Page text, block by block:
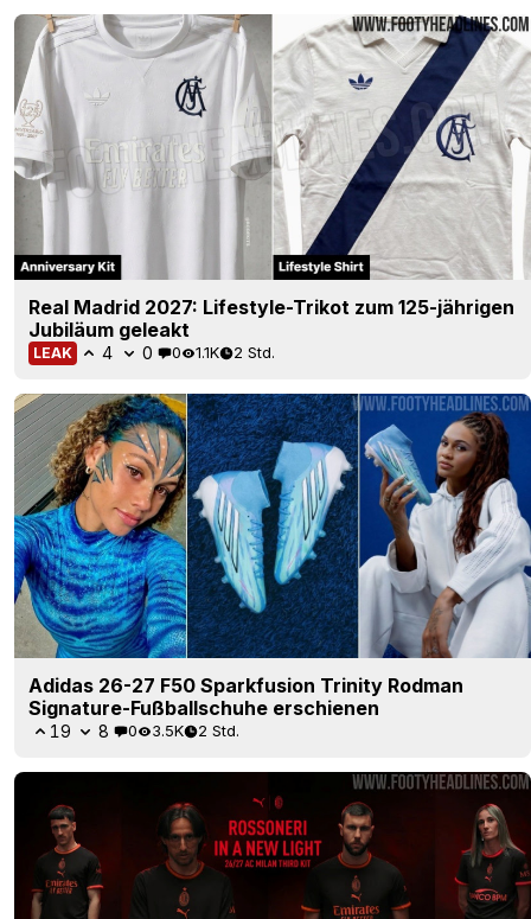
Real Madrid 2027: Lifestyle-Trikot zum 125-jährigen
Jubiläum geleakt
LEAK 4 0 0 1.1K 2 Std.
Adidas 26-27 F50 Sparkfusion Trinity Rodman
Signature-Fußballschuhe erschienen
19 8 0 3.5K 2 Std.